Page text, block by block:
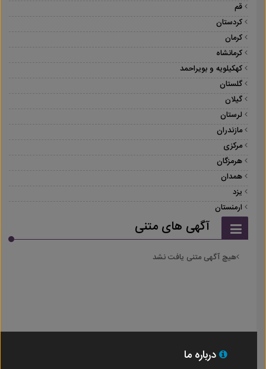
قم
کردستان
کرمان
کرمانشاه
کهکیلویه و بویراحمد
گلستان
گیلان
لرستان
مازندران
مرکزی
هرمزگان
همدان
یزد
ارمنستان
آگهی های متنی
هیچ آگهی متنی یافت نشد
درباره ما